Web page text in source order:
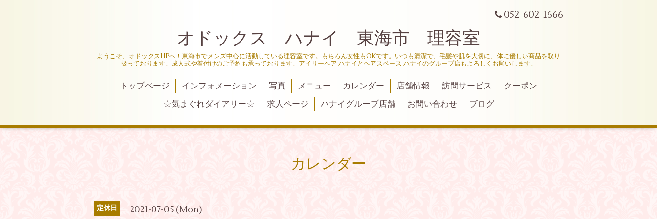
052-602-1666
オドックス ハナイ 東海市 理容室
ようこそ、オドックスHPへ！東海市でメンズ中心に活動している理容室です。もちろん女性もOKです。いつも清潔で、毛髪や肌を大切に、体に優しい商品を取り
扱っております。成人式や着付けのご予約も承っております。アイリーヘア ハナイとヘアスペース ハナイのグループ店もよろしくお願いします。
トップページ インフォメーション 写真 メニュー カレンダー 店舗情報 訪問サービス
クーポン
☆気まぐれダイアリー☆
求人ページ ハナイグループ店舗 お問い合わせ ブログ
カレンダー
定休日 2021-07-05 (Mon)